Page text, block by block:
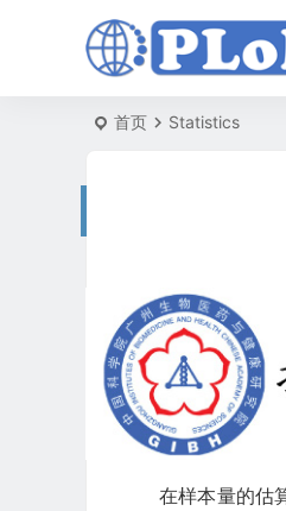
首页 Statistics
在样本量的估